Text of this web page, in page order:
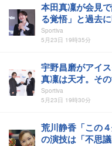
本田真凜が会見
る覚悟」と過去
した」理由
Sportiva
5月23日 19時35分
宇野昌磨がアイ
真凜は天才。そ
Sportiva
5月23日 19時30分
荒川静香「この
の演技は「不思